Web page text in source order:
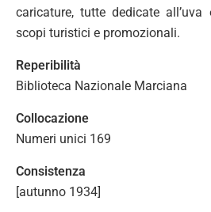
caricature, tutte dedicate
scopi turistici e promozionali.
Reperibilità
Biblioteca Nazionale Marciana
Collocazione
Numeri unici 169
Consistenza
[autunno 1934]